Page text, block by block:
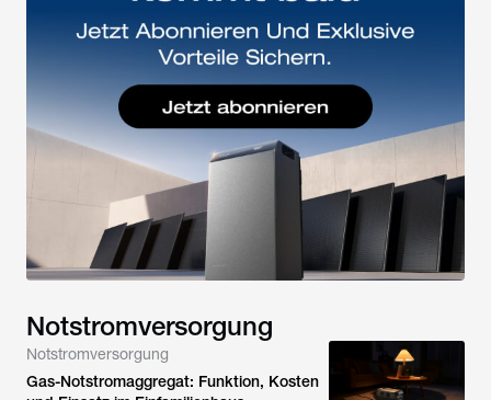
Notstromversorgung
Notstromversorgung
Gas-Notstromaggregat: Funktion, Kosten